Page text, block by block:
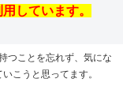
しています。
つことを忘れず、気にな
こうと思ってます。